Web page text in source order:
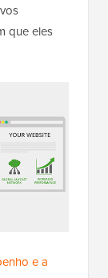
que eles
e a